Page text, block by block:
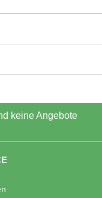
keine Angebote